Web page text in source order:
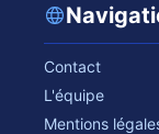
Contact
L'équipe
Mentions